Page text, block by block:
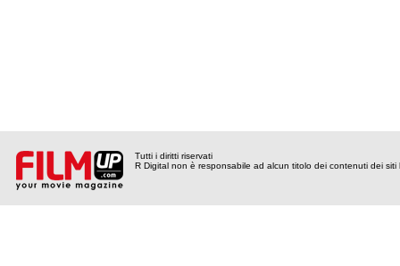
Tutti i diritti riservati
R Digital non è responsabile ad alcun titolo dei contenuti dei siti